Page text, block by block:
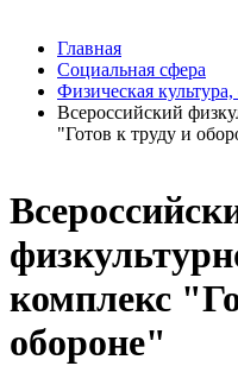
комплекс
обороне"
Главная
Социальная сфера
Физическая культура,
Всероссийский
"Готов к труду и